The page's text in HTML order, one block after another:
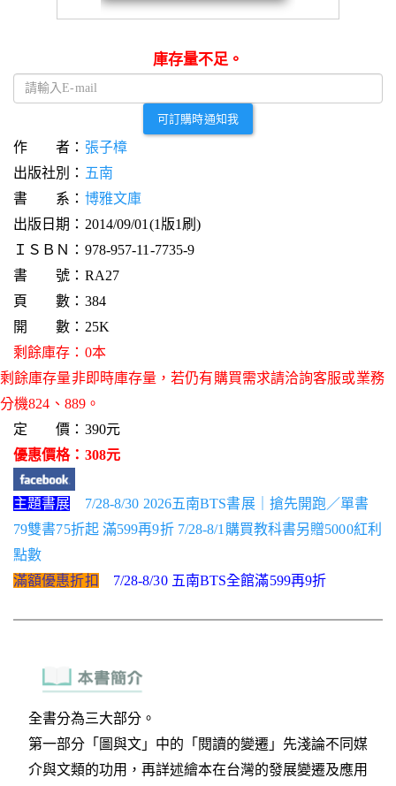
庫存量不足。
可訂購時通知我
作 者： 張子樟
出版社別： 五南
書 系： 博雅文庫
出版日期：2014/09/01(1版1刷)
ＩＳＢＮ：978-957-11-7735-9
書 號：RA27
頁 數：384
開 數：25K
剩餘庫存：0本
剩餘庫存量非即時庫存量，若仍有購買需求請洽詢客服或業務
分機824、889。
定 價：390元
優惠價格：308元
主題書展
7/28-8/30 2026五南BTS書展｜搶先開跑／單書
79雙書75折起 滿599再9折 7/28-8/1購買教科書另贈5000紅利
點數
滿額優惠折扣
7/28-8/30 五南BTS全館滿599再9折